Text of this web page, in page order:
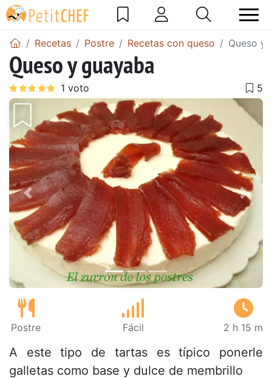
Recetas Postre Recetas con queso Queso y
Queso y guayaba
Anterior
Postre Fácil 2 h 15 m
A este tipo de tartas es típico ponerle
galletas como base y dulce de membrillo